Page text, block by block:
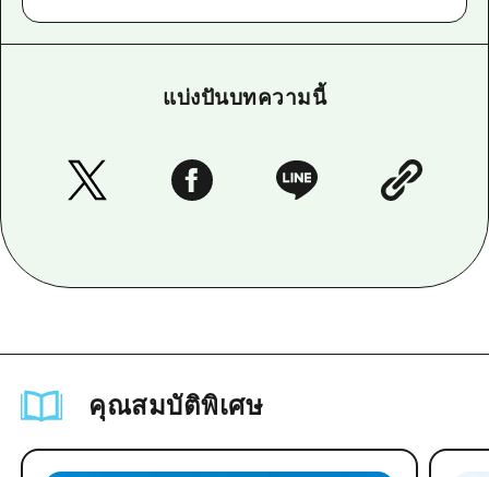
แบ่งปันบทความนี้
คุณสมบัติพิเศษ